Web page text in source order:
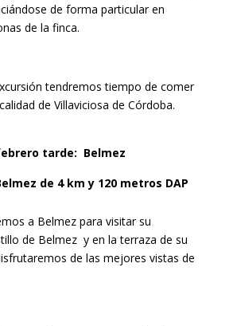
de forma particular en
de la finca.
tendremos tiempo de comer
de Villaviciosa de Córdoba.
tarde: Belmez
de 4 km y 120 metros DAP
a Belmez para visitar su
de Belmez y en la terraza de su
de las mejores vistas de